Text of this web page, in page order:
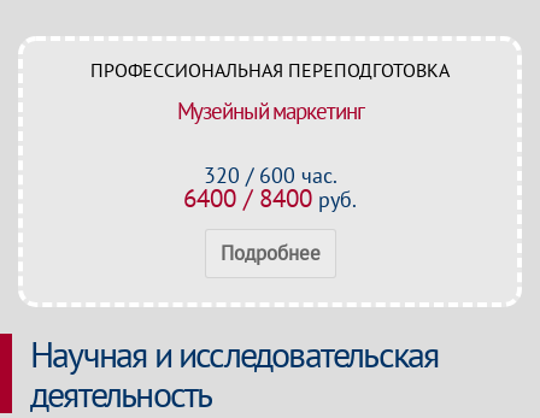
ПРОФЕССИОНАЛЬНАЯ ПЕРЕПОДГОТОВКА
Музейный маркетинг
320 / 600 час.
6400 / 8400 руб.
Подробнее
Научная и исследовательская
деятельность